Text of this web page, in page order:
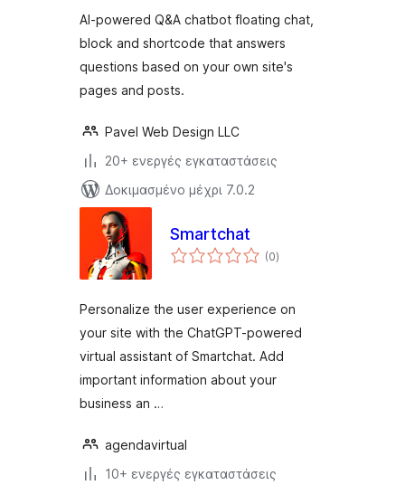
AI-powered Q&A chatbot floating chat,
block and shortcode that answers
questions based on your own site's
pages and posts.
Pavel Web Design LLC
20+ ενεργές εγκαταστάσεις
Δοκιμασμένο μέχρι 7.0.2
Smartchat
(0αξιολογήσεις
σύνολο
)
Personalize the user experience on
your site with the ChatGPT-powered
virtual assistant of Smartchat. Add
important information about your
business an …
agendavirtual
10+ ενεργές εγκαταστάσεις